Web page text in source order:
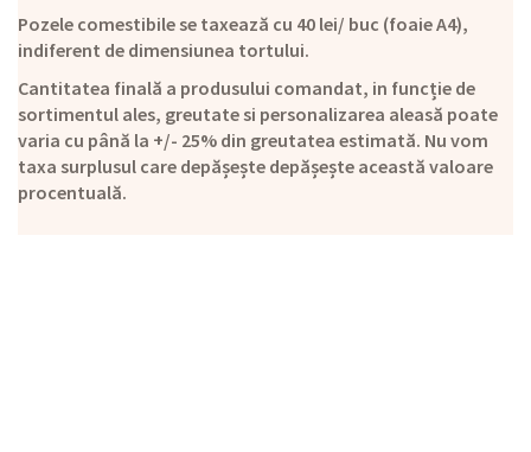
Pozele comestibile se taxează cu 40 lei/ buc (foaie A4),
indiferent de dimensiunea tortului.
Cantitatea finală a produsului comandat, in funcție de
sortimentul ales, greutate si personalizarea aleasă poate
varia cu până la +/- 25% din greutatea estimată. Nu vom
taxa surplusul care depășește depășește această valoare
procentuală.